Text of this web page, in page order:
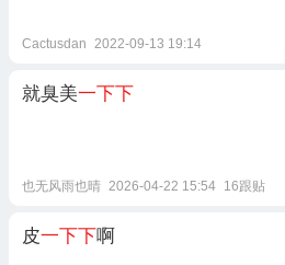
Cactusdan 2022-09-13 19:14
就臭美一下下
也无风雨也晴 2026-04-22 15:54 16跟贴
皮一下下啊